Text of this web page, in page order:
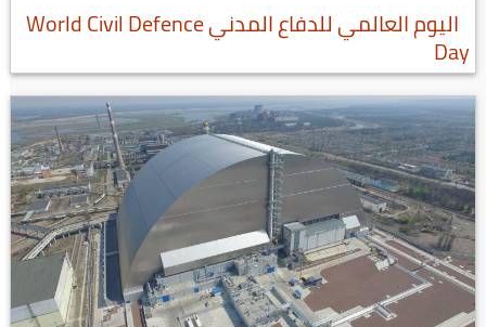
اليوم العالمي للدفاع المدني World Civil Defence
Day